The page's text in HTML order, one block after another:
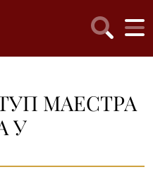
МАЕСТРА
У